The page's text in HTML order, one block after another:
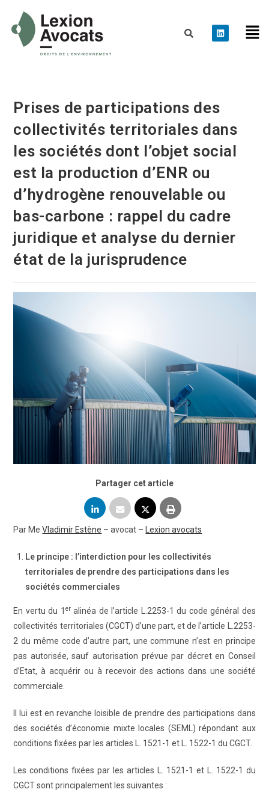
Prises de participations des
collectivités territoriales dans
les sociétés dont l’objet social
est la production d’ENR ou
d’hydrogène renouvelable ou
bas-carbone : rappel du cadre
juridique et analyse du dernier
état de la jurisprudence
Partager cet article
Par MeVladimir Estène – avocat – Lexion avocats
Le principe : l’interdiction pour les collectivités
territoriales de prendre des participations dans les
sociétés commerciales
En vertu du 1 eralinéa de l’article L.2253-1 du code général des
collectivités territoriales (CGCT) d’une part, et de l’article L.2253-
2 du même code d’autre part, une commune n’est en principe
pas autorisée, sauf autorisation prévue par décret en Conseil
d’Etat, à acquérir ou à recevoir des actions dans une société
commerciale.
Il lui est en revanche loisible de prendre des participations dans
des sociétés d’économie mixte locales (SEML) répondant aux
conditions fixées par les articles L. 1521-1 et L. 1522-1 du CGCT.
Les conditions fixées par les articles L. 1521-1 et L. 1522-1 du
CGCT sont principalement les suivantes :